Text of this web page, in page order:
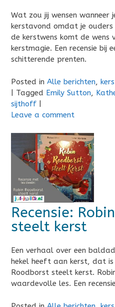
Wat zou jij wensen wanneer
kerstavond omdat je
de kerstwens komt de wens
kerstmagie. Een recensie bij
schitterende prenten.
Posted in Alle berichten,
Tagged Emily Sutton,
sijthoff
Leave a comment
Recensie:
steelt kerst
Een verhaal over een
hekel heeft aan kerst, dat
Roodborst steelt kerst.
waardevolle les. Een